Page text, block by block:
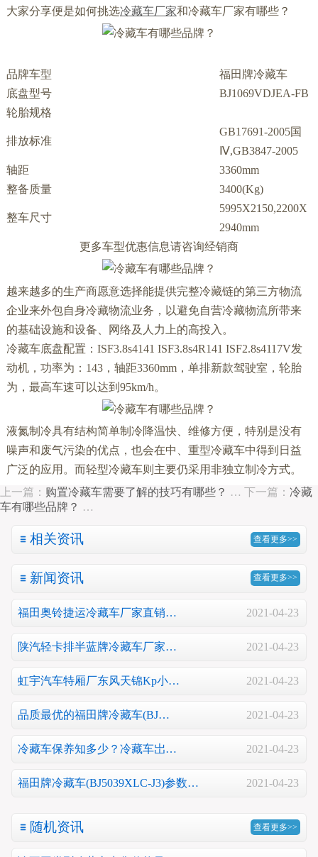
大家分享便是如何挑选冷藏车厂家和冷藏车厂家有哪些？
品牌车型
福田牌冷藏车
底盘型号
BJ1069VDJEA-FB
轮胎规格
排放标准
GB17691-2005国
Ⅳ,GB3847-2005
轴距
3360mm
整备质量
3400(Kg)
整车尺寸
5995X2150,2200X
2940mm
更多车型优惠信息请咨询经销商
越来越多的生产商愿意选择能提供完整冷藏链的第三方物流
企业来外包自身冷藏物流业务，以避免自营冷藏物流所带来
的基础设施和设备、网络及人力上的高投入。
冷藏车底盘配置：ISF3.8s4141 ISF3.8s4R141 ISF2.8s4117V发
动机，功率为：143，轴距3360mm，单排新款驾驶室，轮胎
为，最高车速可以达到95km/h。
液氮制冷具有结构简单制冷降温快、维修方便，特别是没有
噪声和废气污染的优点，也会在中、重型冷藏车中得到日益
广泛的应用。 而轻型冷藏车则主要仍采用非独立制冷方式。
上一篇： 购置冷藏车需要了解的技巧有哪些？ … 下一篇： 冷藏
车有哪些品牌？ …
相关资讯 查看更多>>
新闻资讯 查看更多>>
福田奥铃捷运冷藏车厂家直销… 2021-04-23
陕汽轻卡排半蓝牌冷藏车厂家… 2021-04-23
虹宇汽车特厢厂东风天锦Kp小… 2021-04-23
品质最优的福田牌冷藏车(BJ… 2021-04-23
冷藏车保养知多少？冷藏车岀… 2021-04-23
福田牌冷藏车(BJ5039XLC-J3)参数… 2021-04-23
随机资讯 查看更多>>